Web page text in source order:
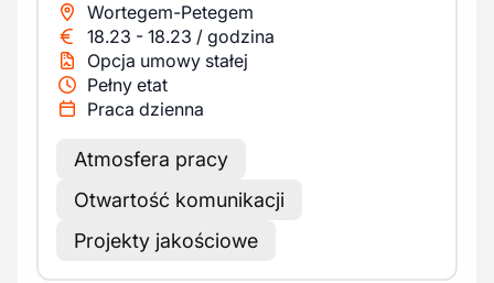
Wortegem-Petegem
18.23 - 18.23 / godzina
Opcja umowy stałej
Pełny etat
Praca dzienna
Atmosfera pracy
Otwartość komunikacji
Projekty jakościowe